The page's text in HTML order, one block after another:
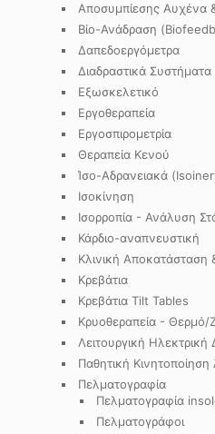
Αποσυμπίεσης Αυχένα
Βίο-Ανάδραση
Δαπεδοεργόμετρα
Διαδραστικά Συστήματα
Εξωσκελετικό
Εργοθεραπεία
Εργοσπιρομετρία
Θεραπεία Κενού
Ίσο-Αδρανειακά
Ισοκίνηση
Ισορροπία - Ανάλυση
Κάρδιο-αναπνευστική
Κλινική
Κρεβάτια
Κρεβάτια Tilt Tables
Κρυοθεραπεία - Θερμό/
Λειτουργική Ηλεκτρική
Παθητική
Πελματογραφία
Πελματογραφία
Πελματογράφοι